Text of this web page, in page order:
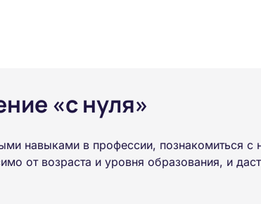
«с нуля»
навыками в профессии, познакомиться с
от возраста и уровня образования, и